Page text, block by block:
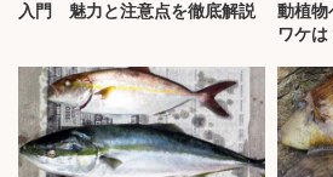
入門 魅力と注意点を徹底解説
動植
ワケは